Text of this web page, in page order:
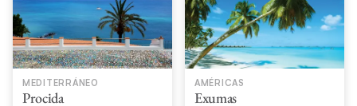
MEDITERRÁNEO
Procida
AMÉRICAS
Exumas